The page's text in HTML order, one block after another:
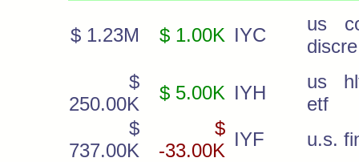
$ 1.23M $ 1.00K IYC
us
discre
$
250.00K
$ 5.00K IYH
us
etf
$
737.00K
$
-33.00K
IYF u.s.